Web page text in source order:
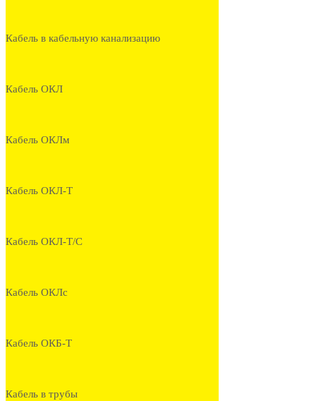
Кабель в кабельную канализацию
Кабель ОКЛ
Кабель ОКЛм
Кабель ОКЛ-Т
Кабель ОКЛ-Т/С
Кабель ОКЛс
Кабель ОКБ-Т
Кабель в трубы